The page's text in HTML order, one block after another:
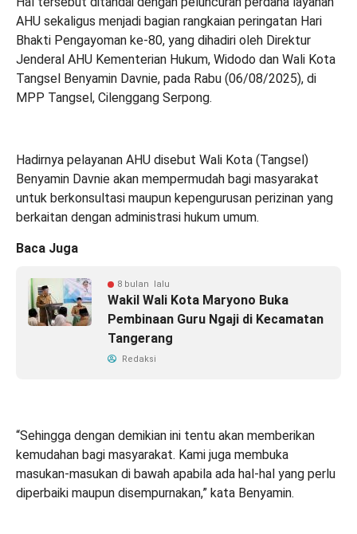
AHU sekaligus menjadi bagian rangkaian peringatan Hari
Bhakti Pengayoman ke-80, yang dihadiri oleh Direktur
Jenderal AHU Kementerian Hukum, Widodo dan Wali Kota
Tangsel Benyamin Davnie, pada Rabu (06/08/2025), di
MPP Tangsel, Cilenggang Serpong.
Hadirnya pelayanan AHU disebut Wali Kota (Tangsel)
Benyamin Davnie akan mempermudah bagi masyarakat
untuk berkonsultasi maupun kepengurusan perizinan yang
berkaitan dengan administrasi hukum umum.
Baca Juga
8 bulan lalu
Wakil Wali Kota Maryono Buka
Pembinaan Guru Ngaji di Kecamatan
Tangerang
Redaksi
“Sehingga dengan demikian ini tentu akan memberikan
kemudahan bagi masyarakat. Kami juga membuka
masukan-masukan di bawah apabila ada hal-hal yang perlu
diperbaiki maupun disempurnakan,” kata Benyamin.